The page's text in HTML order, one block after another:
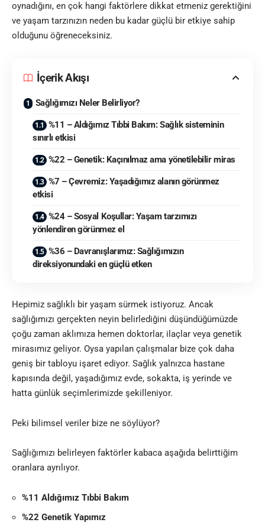
oynadığını, en çok hangi faktörlere dikkat etmeniz gerektiğini
ve yaşam tarzınızın neden bu kadar güçlü bir etkiye sahip
olduğunu öğreneceksiniz.
İçerik Akışı
Sağlığımızı Neler Belirliyor?
%11 – Aldığımız Tıbbi Bakım: Sağlık sisteminin
sınırlı etkisi
%22 – Genetik: Kaçınılmaz ama yönetilebilir miras
%7 – Çevremiz: Yaşadığımız alanın görünmez
etkisi
%24 – Sosyal Koşullar: Yaşam tarzımızı
yönlendiren görünmez el
%36 – Davranışlarımız: Sağlığımızın
direksiyonundaki en güçlü etken
Hepimiz sağlıklı bir yaşam sürmek istiyoruz. Ancak
sağlığımızı gerçekten neyin belirlediğini düşündüğümüzde
çoğu zaman aklımıza hemen doktorlar, ilaçlar veya genetik
mirasımız geliyor. Oysa yapılan çalışmalar bize çok daha
geniş bir tabloyu işaret ediyor. Sağlık yalnızca hastane
kapısında değil, yaşadığımız evde, sokakta, iş yerinde ve
hatta günlük seçimlerimizde şekilleniyor.
Peki bilimsel veriler bize ne söylüyor?
Sağlığımızı belirleyen faktörler kabaca aşağıda belirttiğim
oranlara ayrılıyor.
%11 Aldığımız Tıbbi Bakım
%22 Genetik Yapımız